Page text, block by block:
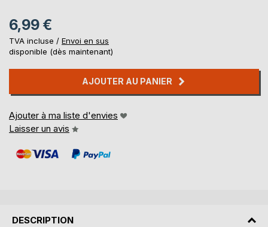
6,99 €
TVA incluse / Envoi en sus
disponible (dès maintenant)
AJOUTER AU PANIER
Ajouter à ma liste d'envies
Laisser un avis
DESCRIPTION